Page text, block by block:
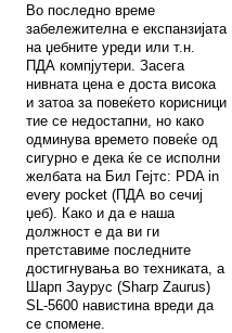
Во последно време
забележителна е експанзијата
на џебните уреди или т.н.
ПДА компјутери. Засега
нивната цена е доста висока
и затоа за повеќето корисници
тие се недостапни, но како
одминува времето повеќе од
сигурно е дека ќе се исполни
желбата на Бил Гејтс: PDA in
every pocket (ПДА во сечиј
џеб). Како и да е наша
должност е да ви ги
претставиме последните
достигнувања во техниката, а
Шарп Заурус (Sharp Zaurus)
SL-5600 навистина вреди да
се спомене.